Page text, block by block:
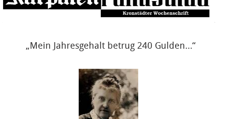
„Mein Jahresgehalt betrug 240 Gulden…“